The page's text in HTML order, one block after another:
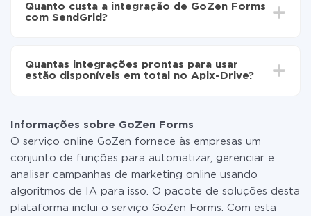
30 minutos. Em média, a configuração leva de 10 a 15
minutos.
Quanto custa a integração de GoZen Forms
com SendGrid?
as tarifas. Você paga apenas pela quantidade de
dados que é realmente transferida de um de seus
ou mudar para um de pago, se necessário. Mais
detalhes sobretarifas.
Quantas integrações prontas para usar
estão disponíveis em total no Apix-Drive?
Informações sobre GoZen Forms
O serviço online GoZen fornece às empresas um
conjunto de funções para automatizar, gerenciar e
analisar campanhas de marketing online usando
algoritmos de IA para isso. O pacote de soluções desta
plataforma inclui o serviço GoZen Forms. Com esta